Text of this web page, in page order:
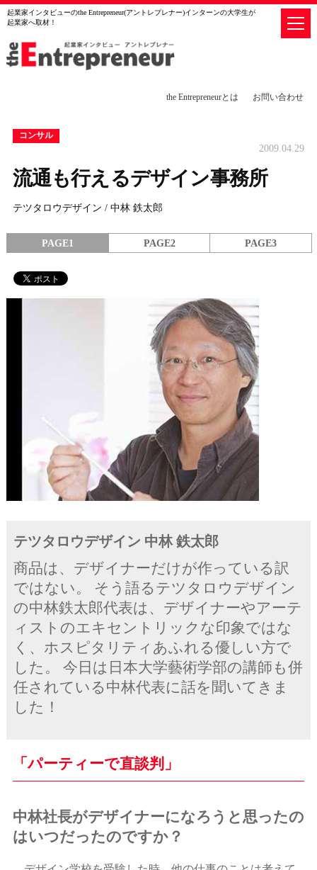
起業家インタビューのthe Entrepreneur(アントレプレナー)インターンの大学生が
起業家へ取材！
お問い合わせ
the Entrepreneurとは
コンサル
2009.04.29
流通も行えるデザイン事務所
テツタロウデザイン / 中林 鉄太郎
PAGE1 PAGE2 PAGE3
テツタロウデザイン 中林 鉄太郎
商品は、デザイナーだけが作っている訳
ではない。 そう語るテツタロウデザイン
の中林鉄太郎代表は、デザイナーやアーテ
ィストのエキセントリックな印象ではな
く、ホスピタリティあふれる優しい方で
した。 今日は日本大学藝術学部の講師も併
任されている中林代表に話を聞いてきま
した！
「パーティーで直談判」
中林社長がデザイナーになろうと思ったの
はいつだったのですか？